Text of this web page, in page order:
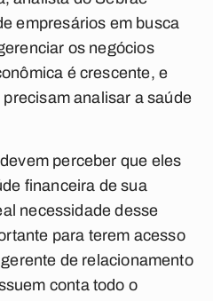
empresários em busca
os negócios
é crescente, e
analisar a saúde
perceber que eles
financeira de sua
necessidade desse
para terem acesso
de relacionamento
conta todo o